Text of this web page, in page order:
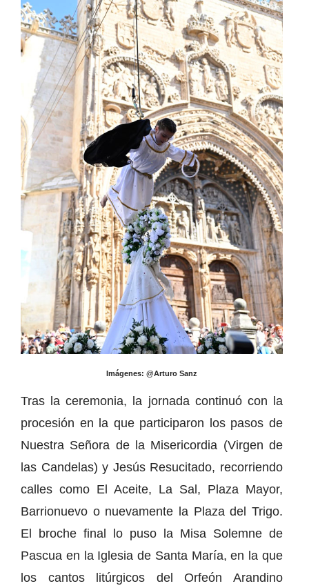
Imágenes: @Arturo Sanz
Tras la ceremonia, la jornada continuó con la
procesión en la que participaron los pasos de
Nuestra Señora de la Misericordia (Virgen de
las Candelas) y Jesús Resucitado, recorriendo
calles como El Aceite, La Sal, Plaza Mayor,
Barrionuevo o nuevamente la Plaza del Trigo.
El broche final lo puso la Misa Solemne de
Pascua en la Iglesia de Santa María, en la que
los cantos litúrgicos del Orfeón Arandino